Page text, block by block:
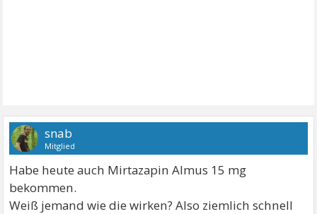
snab
Mitglied
Habe heute auch Mirtazapin Almus 15 mg
bekommen.
Weiß jemand wie die wirken? Also ziemlich schnell